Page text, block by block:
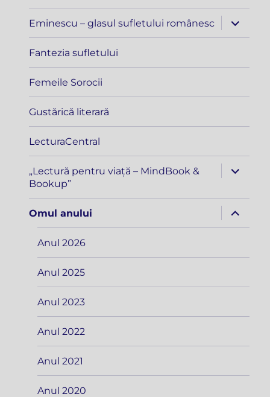
Eminescu – glasul sufletului românesc
extinde
meniul
copil
Fantezia sufletului
Femeile Sorocii
Gustărică literară
LecturaCentral
„Lectură pentru viață – MindBook &
Bookup”
extinde
meniul
Omul anului
extinde
meniul
copil
Anul 2026
Anul 2025
Anul 2023
Anul 2022
Anul 2021
Anul 2020